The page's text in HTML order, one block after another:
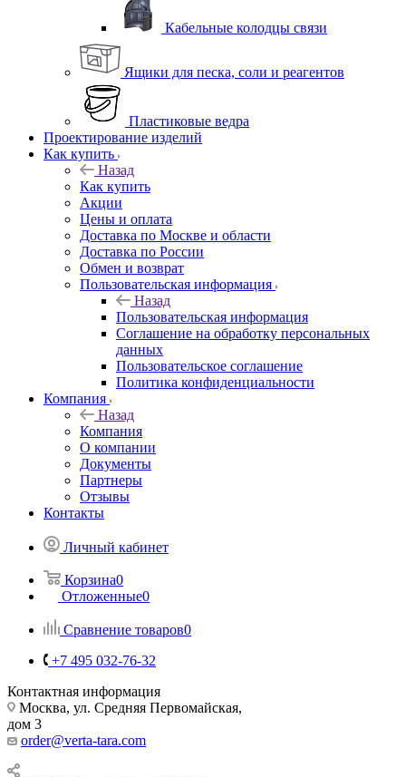
Кабельные колодцы связи
Ящики для песка, соли и реагентов
Пластиковые ведра
Проектирование изделий
Как купить
Назад
Как купить
Акции
Цены и оплата
Доставка по Москве и области
Доставка по России
Обмен и возврат
Пользовательская информация
Назад
Пользовательская информация
Соглашение на обработку персональных
данных
Пользовательское соглашение
Политика конфиденциальности
Компания
Назад
Компания
О компании
Документы
Партнеры
Отзывы
Контакты
Личный кабинет
Корзина0
Отложенные0
Сравнение товаров0
+7 495 032-76-32
Контактная информация
Москва, ул. Средняя Первомайская,
дом 3
order@verta-tara.com